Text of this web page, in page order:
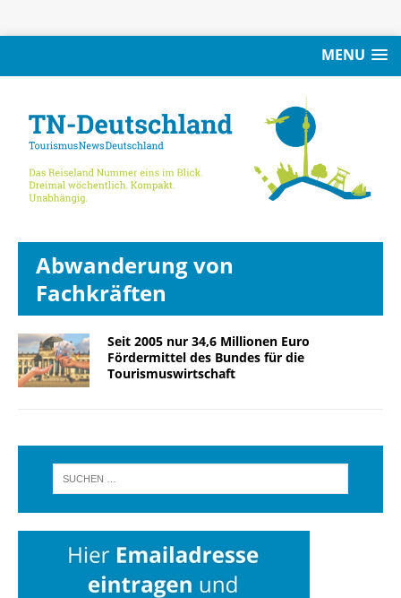
MENU
Abwanderung von
Fachkräften
Seit 2005 nur 34,6 Millionen Euro
Fördermittel des Bundes für die
Tourismuswirtschaft